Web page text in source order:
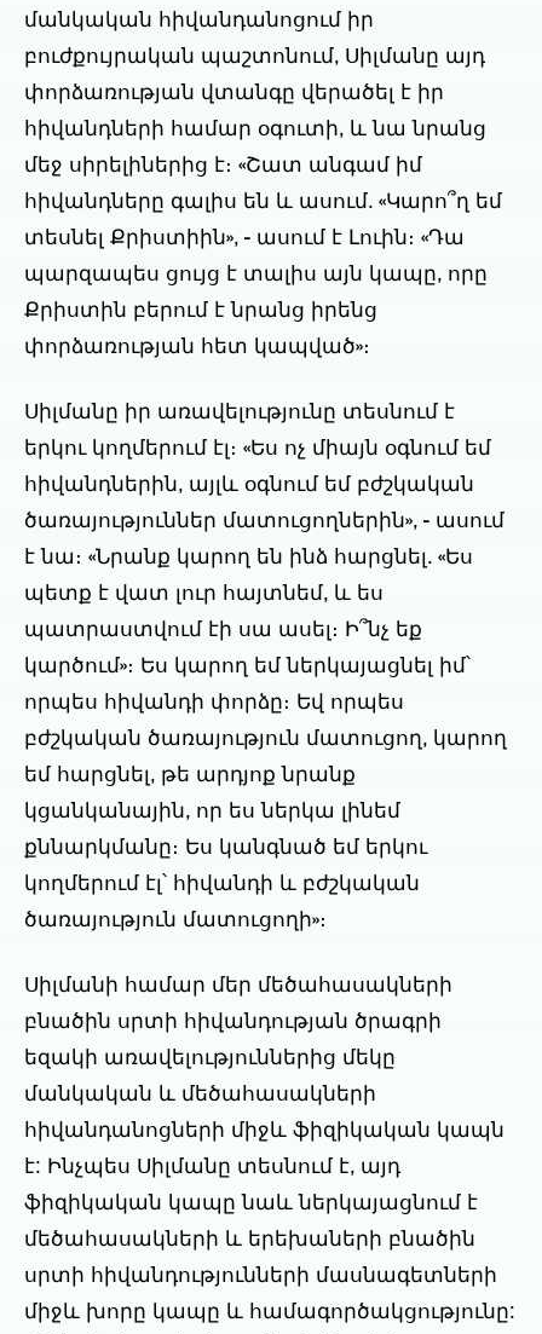
մանկական հիվանդանոցում իր
բուժքույրական պաշտոնում, Սիլմանը այդ
փորձառության վտանգը վերածել է իր
հիվանդների համար օգուտի, և նա նրանց
մեջ սիրելիներից է։ «Շատ անգամ իմ
հիվանդները գալիս են և ասում. «Կարո՞ղ եմ
տեսնել Քրիստիին», - ասում է Լուին։ «Դա
պարզապես ցույց է տալիս այն կապը, որը
Քրիստին բերում է նրանց իրենց
փորձառության հետ կապված»։
Սիլմանը իր առավելությունը տեսնում է
երկու կողմերում էլ։ «Ես ոչ միայն օգնում եմ
հիվանդներին, այլև օգնում եմ բժշկական
ծառայություններ մատուցողներին», - ասում
է նա։ «Նրանք կարող են ինձ հարցնել. «Ես
պետք է վատ լուր հայտնեմ, և ես
պատրաստվում էի սա ասել։ Ի՞նչ եք
կարծում»։ Ես կարող եմ ներկայացնել իմ՝
որպես հիվանդի փորձը։ Եվ որպես
բժշկական ծառայություն մատուցող, կարող
եմ հարցնել, թե արդյոք նրանք
կցանկանային, որ ես ներկա լինեմ
քննարկմանը։ Ես կանգնած եմ երկու
կողմերում էլ՝ հիվանդի և բժշկական
ծառայություն մատուցողի»։
Սիլմանի համար մեր մեծահասակների
բնածին սրտի հիվանդության ծրագրի
եզակի առավելություններից մեկը
մանկական և մեծահասակների
հիվանդանոցների միջև ֆիզիկական կապն
է: Ինչպես Սիլմանը տեսնում է, այդ
ֆիզիկական կապը նաև ներկայացնում է
մեծահասակների և երեխաների բնածին
սրտի հիվանդությունների մասնագետների
միջև խորը կապը և համագործակցությունը: